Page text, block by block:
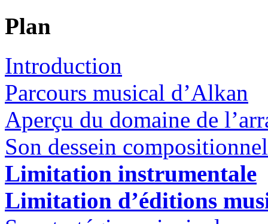
Plan
Introduction
Parcours musical d’Alkan
Aperçu du domaine de
Son dessein
Limitation instrumentale
Limitation d’éditions